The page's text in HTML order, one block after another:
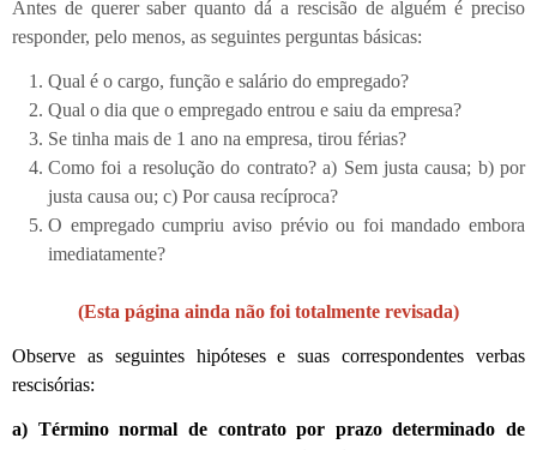
Antes de querer saber quanto dá a rescisão de alguém é preciso
responder, pelo menos, as seguintes perguntas básicas:
Qual é o cargo, função e salário do empregado?
Qual o dia que o empregado entrou e saiu da empresa?
Se tinha mais de 1 ano na empresa, tirou férias?
Como foi a resolução do contrato? a) Sem justa causa; b) por
justa causa ou; c) Por causa recíproca?
O empregado cumpriu aviso prévio ou foi mandado embora
imediatamente?
(Esta página ainda não foi totalmente revisada)
Observe as seguintes hipóteses e suas correspondentes verbas
rescisórias:
a) Término normal de contrato por prazo determinado de